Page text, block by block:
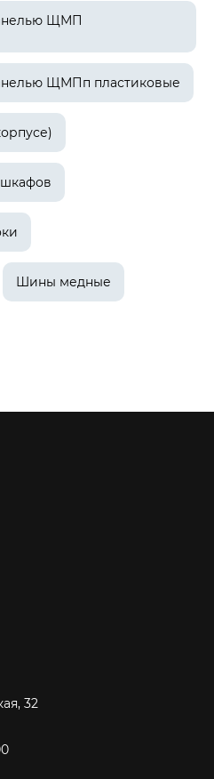
ЩМП
ЩМПп пластиковые
Шины медные
32